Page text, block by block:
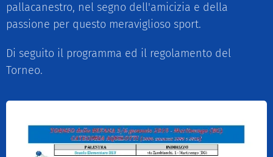
pallacanestro, nel segno dell'amicizia e della
passione per questo meraviglioso sport.
Di seguito il programma ed il regolamento del
Torneo.